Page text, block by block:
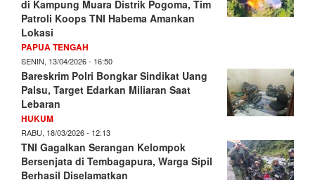
di Kampung Muara Distrik Pogoma, Tim
Patroli Koops TNI Habema Amankan
Lokasi
PAPUA TENGAH
SENIN, 13/04/2026 - 16:50
Bareskrim Polri Bongkar Sindikat Uang
Palsu, Target Edarkan Miliaran Saat
Lebaran
HUKUM
RABU, 18/03/2026 - 12:13
TNI Gagalkan Serangan Kelompok
Bersenjata di Tembagapura, Warga Sipil
Berhasil Diselamatkan